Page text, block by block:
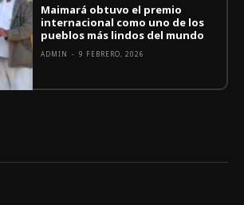
Maimará obtuvo el premio
internacional como uno de los
pueblos más lindos del mundo
ADMIN - 9 FEBRERO, 2026